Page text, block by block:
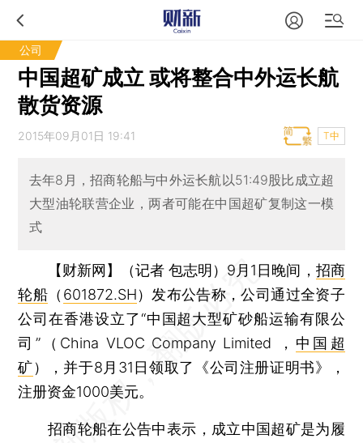
公司
中国超矿成立 或将整合中外运长航
散货资源
2015年09月01日 19:41 T中
去年8月，招商轮船与中外运长航以51:49股比成立超
大型油轮联营企业，两者可能在中国超矿复制这一模
式
【财新网】（记者 包志明） 9月1日晚间， 招商
轮船 （ 601872.SH）发布公告称，公司通过全资子
公司在香港设立了“中国超大型矿砂船运输有限公
司”（China VLOC Company Limited ， 中国超
矿），并于8月31日领取了《公司注册证明书》，
注册资金1000美元。
招商轮船在公告中表示，成立中国超矿是为履